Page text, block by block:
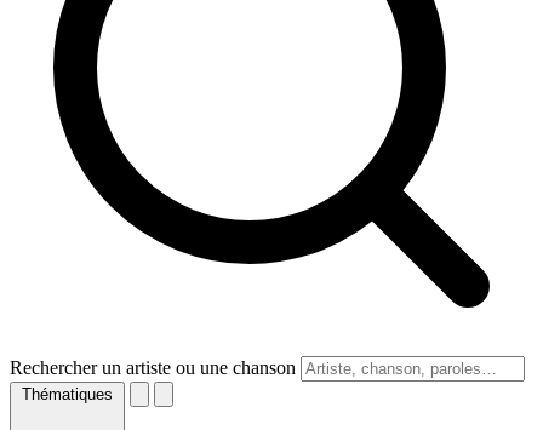
Rechercher un artiste ou une chanson
Thématiques